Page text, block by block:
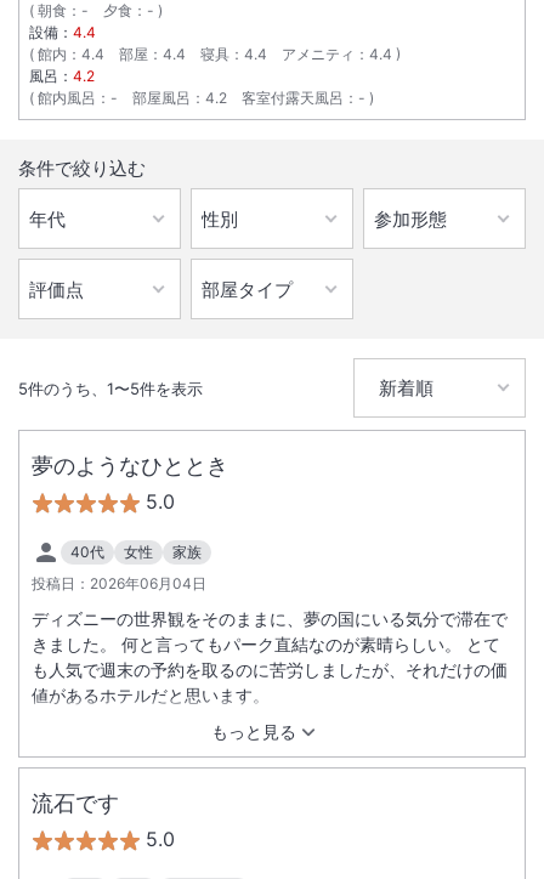
朝食 ： - 夕食 ： -
設備： 4.4
館内 ： 4.4 部屋 ： 4.4 寝具 ： 4.4 アメニティ ： 4.4
風呂： 4.2
館内風呂 ： - 部屋風呂 ： 4.2 客室付露天風呂 ： -
条件で絞り込む
5件のうち、 1〜5件を表示
夢のようなひととき
5.0
40代 女性
家族
投稿日： 2026年06月04日
もっと見る
ディズニーの世界観をそのままに、夢の国にいる気分で滞在で
きました。 何と言ってもパーク直結なのが素晴らしい。 とて
も人気で週末の予約を取るのに苦労しましたが、それだけの価
値があるホテルだと思います。
流石です
5.0